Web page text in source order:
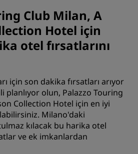
Club Milan, A
Hotel için
otel fırsatlarını
için son dakika fırsatları arıyor
planlıyor olun, Palazzo Touring
Collection Hotel için en iyi
Milano'daki
kılacak bu harika otel
ve ek imkanlardan